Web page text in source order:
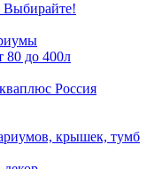
Выбирайте!
80 до 400л
Россия
крышек, тумб